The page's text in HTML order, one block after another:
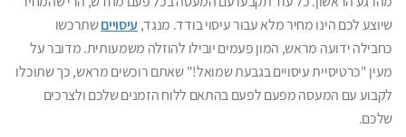
שיוצע לכם הינו מחיר מלא עבור עיסוי בודד. מנגד, עיסוייםשתרכשו
כחבילה ידועה מראש, המון פעמים יובילו להוזלה משמעותית. מדובר על
מעין "כרטיסיית עיסויים בגבעת שמואל!" שאתם רוכשים מראש, כך שתוכלו
לקבוע עם המעסה מפעם לפעם בהתאם ללוח הזמנים שלכם ולצרכים
שלכם.